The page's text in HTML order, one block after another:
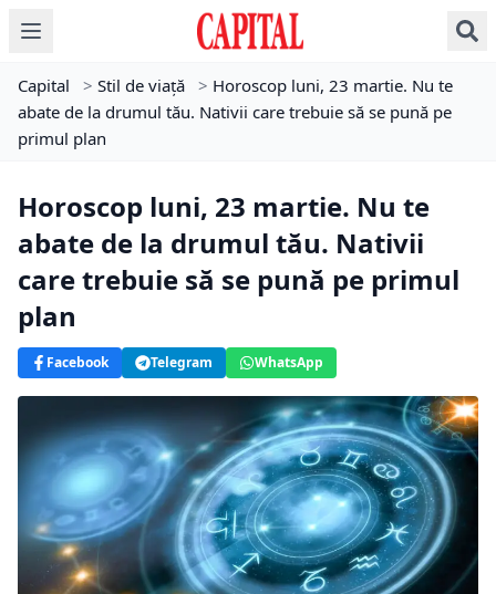
Capital > Stil de viață > Horoscop luni, 23 martie. Nu te
abate de la drumul tău. Nativii care trebuie să se pună pe
primul plan
Horoscop luni, 23 martie. Nu te
abate de la drumul tău. Nativii
care trebuie să se pună pe primul
plan
Facebook Telegram WhatsApp